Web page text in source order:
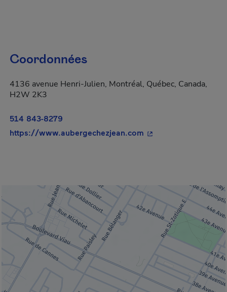
Coordonnées
4136 avenue Henri-Julien, Montréal, Québec, Canada,
H2W 2K3
514 843-8279
https://www.aubergechezjean.com - Cet hyperlien